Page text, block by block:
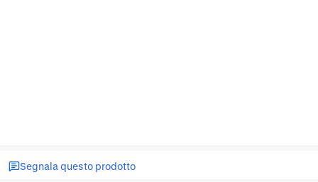
Segnala questo prodotto